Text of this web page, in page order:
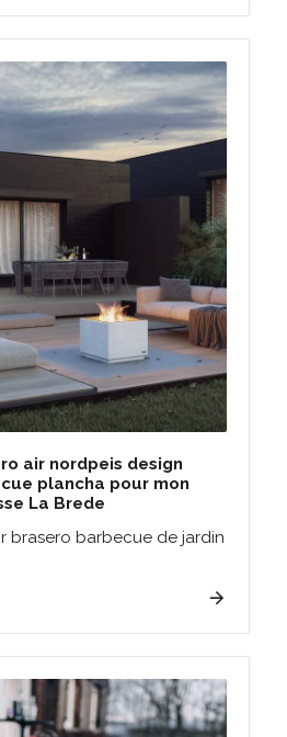
air nordpeis design
plancha pour mon
La Brede
brasero barbecue de jardin